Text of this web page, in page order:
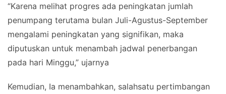
“Karena melihat progres ada peningkatan jumlah
penumpang terutama bulan Juli-Agustus-September
mengalami peningkatan yang signifikan, maka
diputuskan untuk menambah jadwal penerbangan
pada hari Minggu,” ujarnya
Kemudian, Ia menambahkan, salahsatu pertimbangan